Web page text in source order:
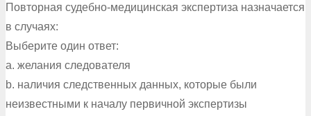
Повторная судебно-медицинская экспертиза назначается
в случаях:
Выберите один ответ:
a. желания следователя
b. наличия следственных данных, которые были
неизвестными к началу первичной экспертизы